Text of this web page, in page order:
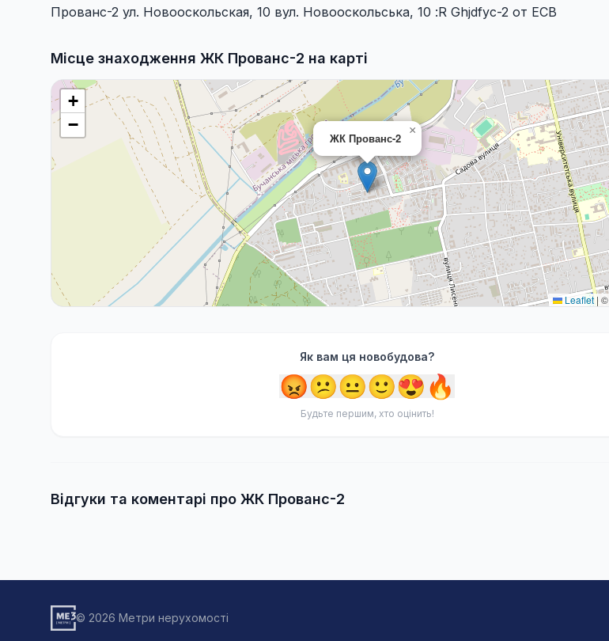
Прованс-2 ул. Новооскольская, 10 вул. Новооскольська, 10 :R Ghjdfyc-2 от ECB
Місце знаходження ЖК Прованс-2 на карті
ЖК Прованс-2
×
+
−
Leaflet |©
Як вам ця новобудова?
😡😕😐🙂😍🔥
Будьте першим, хто оцінить!
Відгуки та коментарі про ЖК Прованс-2
© 2026 Метри нерухомості